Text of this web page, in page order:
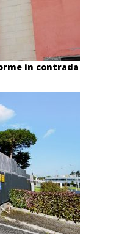
in contrada